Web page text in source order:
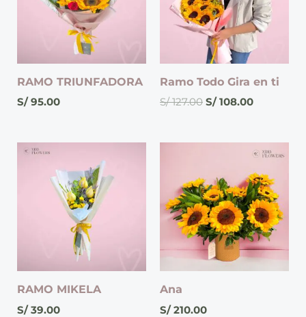
RAMO TRIUNFADORA
S/95.00
Ramo Todo Gira en ti
S/127.00 S/108.00
RAMO MIKELA
S/39.00
Ana
S/210.00